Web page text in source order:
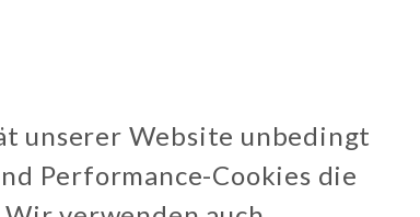
unserer Website unbedingt
Performance-Cookies die